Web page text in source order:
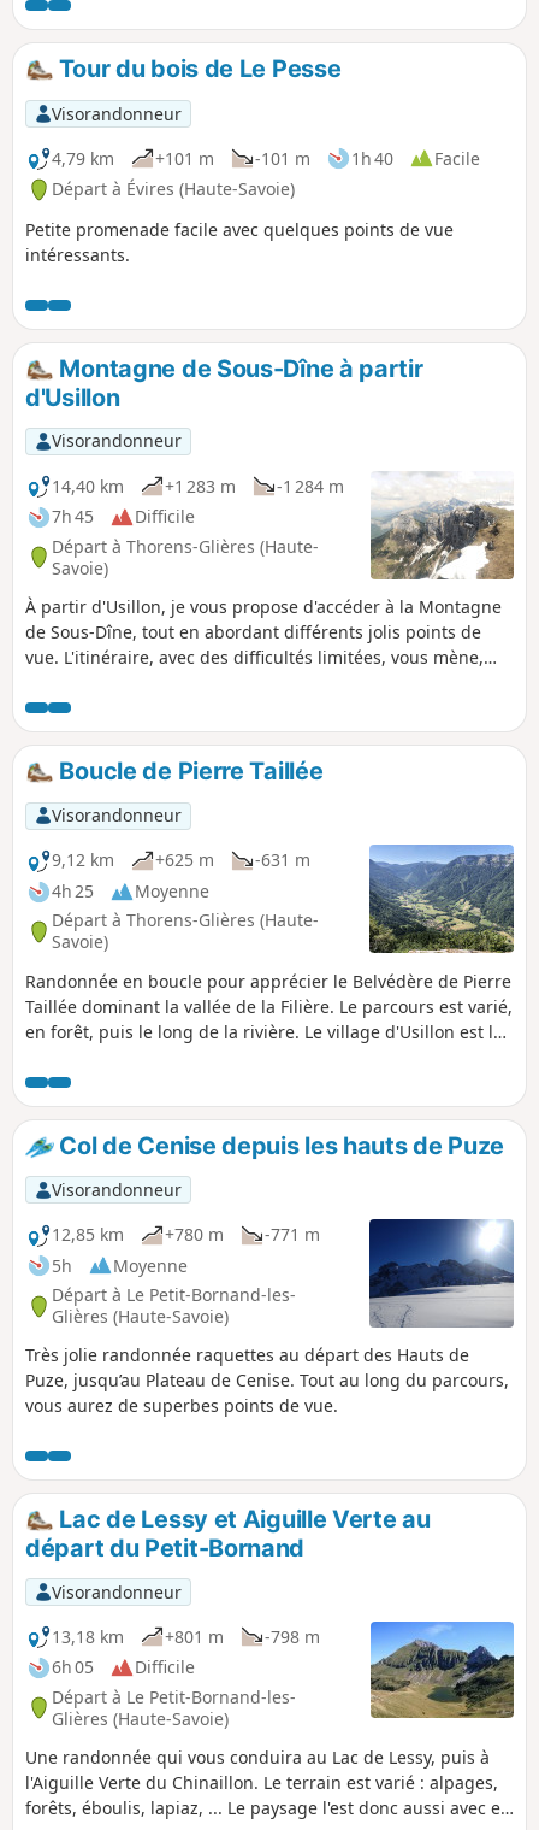
Tour du bois de Le Pesse
Visorandonneur
4,79 km
+101 m -101 m 1h 40
Facile
Départ à Évires (Haute-Savoie)
Petite promenade facile avec quelques points de vue
intéressants.
Montagne de Sous-Dîne à partir
d'Usillon
Visorandonneur
14,40 km
+1 283 m
-1 284 m
7h 45
Difficile
Départ à Thorens-Glières (Haute-
Savoie)
À partir d'Usillon, je vous propose d'accéder à la Montagne
de Sous-Dîne, tout en abordant différents jolis points de
vue. L'itinéraire, avec des difficultés limitées, vous mène,
de l'Enclave, puis revient par le Col de Landron.
Boucle de Pierre Taillée
Visorandonneur
9,12 km
+625 m
-631 m
4h 25
Moyenne
Départ à Thorens-Glières (Haute-
Savoie)
Randonnée en boucle pour apprécier le Belvédère de Pierre
Taillée dominant la vallée de la Filière. Le parcours est varié,
en forêt, puis le long de la rivière. Le village d'Usillon est le
randonnées.
Col de Cenise depuis les hauts de Puze
Visorandonneur
12,85 km
+780 m
-771 m
5h
Moyenne
Départ à Le Petit-Bornand-les-
Glières (Haute-Savoie)
Très jolie randonnée raquettes au départ des Hauts de
Puze, jusqu’au Plateau de Cenise. Tout au long du parcours,
vous aurez de superbes points de vue.
Lac de Lessy et Aiguille Verte au
départ du Petit-Bornand
Visorandonneur
13,18 km
+801 m
-798 m
6h 05
Difficile
Départ à Le Petit-Bornand-les-
Glières (Haute-Savoie)
Une randonnée qui vous conduira au Lac de Lessy, puis à
l'Aiguille Verte du Chinaillon. Le terrain est varié : alpages,
forêts, éboulis, lapiaz, ... Le paysage l'est donc aussi avec en